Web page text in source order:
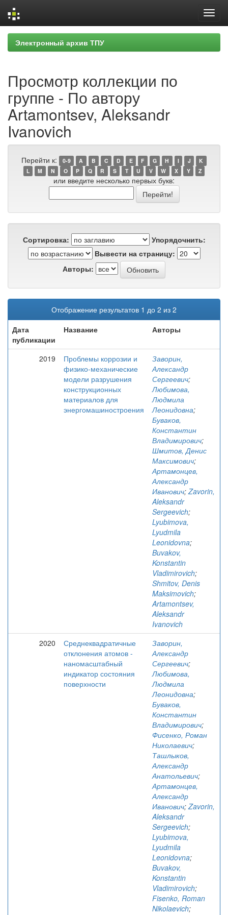
Skip
navigation
Электронный архив ТПУ
Просмотр коллекции по
группе - По автору
Artamontsev, Aleksandr
Ivanovich
Перейти к: 0-9 A B C D E F G H I J
K
L
M N O P Q R S T U V W X Y Z
или введите несколько первых букв:
Сортировка:
Упорядочнить:
Вывести на страницу:
Авторы:
Отображение результатов 1 до 2 из 2
Дата
публикации
Название Авторы
2019
Проблемы коррозии и
физико-механические
модели разрушения
конструкционных
материалов для
энергомашиностроения
Заворин,
Александр
Сергеевич;
Любимова,
Людмила
Леонидовна;
Буваков,
Константин
Владимирович;
Шмитов, Денис
Максимович;
Артамонцев,
Александр
Иванович;Zavorin,
Aleksandr
Sergeevich;
Lyubimova,
Lyudmila
Leonidovna;
Buvakov,
Konstantin
Vladimirovich;
Shmitov, Denis
Maksimovich;
Artamontsev,
Aleksandr
Ivanovich
2020
Среднеквадратичные
отклонения атомов -
наномасштабный
индикатор состояния
поверхности
Заворин,
Александр
Сергеевич;
Любимова,
Людмила
Леонидовна;
Буваков,
Константин
Владимирович;
Фисенко, Роман
Николаевич;
Ташлыков,
Александр
Анатольевич;
Артамонцев,
Александр
Иванович;Zavorin,
Aleksandr
Sergeevich;
Lyubimova,
Lyudmila
Leonidovna;
Buvakov,
Konstantin
Vladimirovich;
Fisenko, Roman
Nikolaevich;